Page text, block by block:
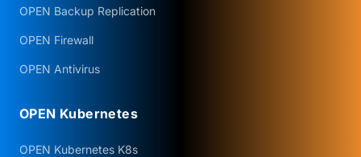
OPEN Backup Replication
OPEN Firewall
OPEN Antivirus
OPEN Kubernetes
OPEN Kubernetes K8s